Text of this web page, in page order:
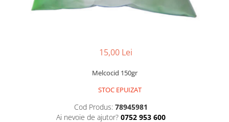
Suplimente si produse de uz
15,00 Lei
Melcocid 150gr
STOC EPUIZAT
Cod Produs: 78945981
Ai nevoie de ajutor? 0752 953 600